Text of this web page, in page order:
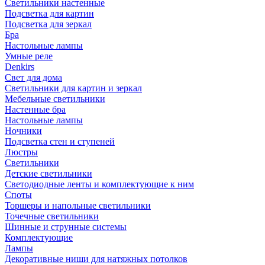
Светильники настенные
Подсветка для картин
Подсветка для зеркал
Бра
Настольные лампы
Умные реле
Denkirs
Свет для дома
Светильники для картин и зеркал
Мебельные светильники
Настенные бра
Настольные лампы
Ночники
Подсветка стен и ступеней
Люстры
Светильники
Детские светильники
Светодиодные ленты и комплектующие к ним
Споты
Торшеры и напольные светильники
Точечные светильники
Шинные и струнные системы
Комплектующие
Лампы
Декоративные ниши для натяжных потолков